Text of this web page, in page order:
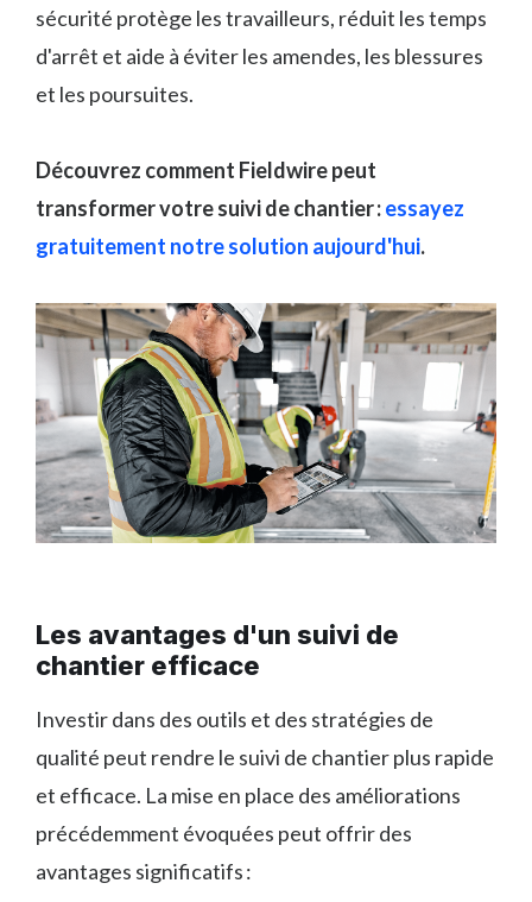
sécurité protège les travailleurs, réduit les temps
d'arrêt et aide à éviter les amendes, les blessures
et les poursuites.
Découvrez comment Fieldwire peut
transformer votre suivi de chantier :essayez
gratuitement notre solution aujourd'hui.
Les avantages d'un suivi de
chantier efficace
Investir dans des outils et des stratégies de
qualité peut rendre le suivi de chantier plus rapide
et efficace. La mise en place des améliorations
précédemment évoquées peut offrir des
avantages significatifs :